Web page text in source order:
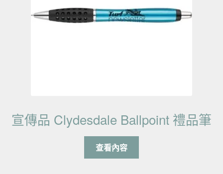
宣傳品 Clydesdale Ballpoint 禮品筆
查看內容